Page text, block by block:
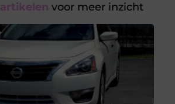
artikelen voor meer inzicht